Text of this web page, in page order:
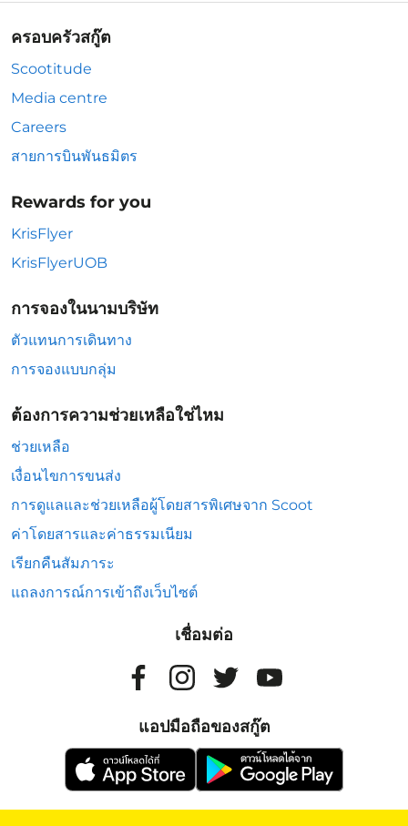
ครอบครัวสกู๊ต
Scootitude
Media centre
Careers
สายการบินพันธมิตร
Rewards for you
KrisFlyer
KrisFlyerUOB
การจองในนามบริษัท
ตัวแทนการเดินทาง
การจองแบบกลุ่ม
ต้องการความช่วยเหลือใช่ไหม
ช่วยเหลือ
เงื่อนไขการขนส่ง
การดูแลและช่วยเหลือผู้โดยสารพิเศษจาก Scoot
ค่าโดยสารและค่าธรรมเนียม
เรียกคืนสัมภาระ
แถลงการณ์การเข้าถึงเว็บไซต์
เชื่อมต่อ
แอปมือถือของสกู๊ต